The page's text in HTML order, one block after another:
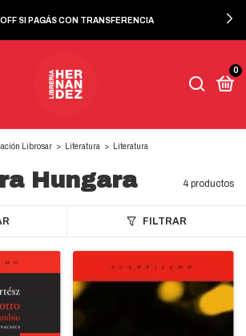
SI PAGÁS CON TRANSFERENCIA
0
Librosar > Literatura >
Literatura
Hungara 4 productos
FILTRAR